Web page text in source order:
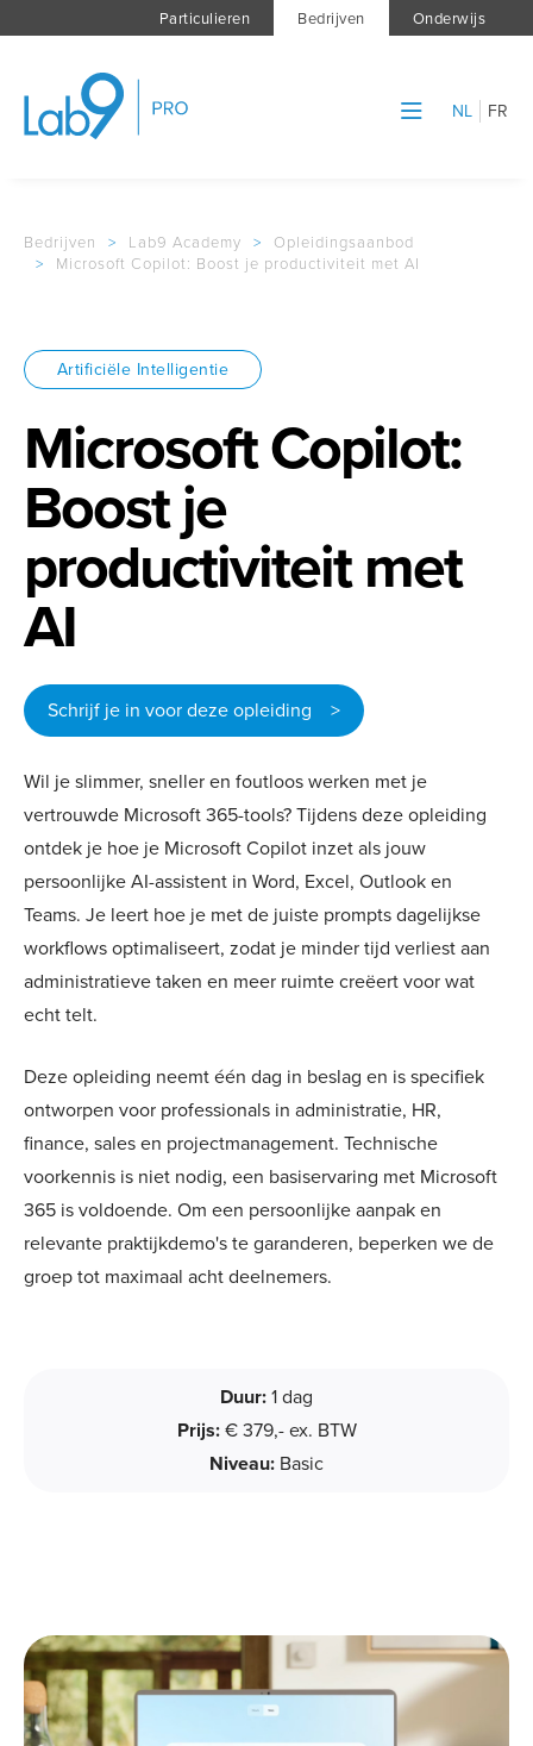
Particulieren Bedrijven Onderwijs
NL FR
Bedrijven > Lab9 Academy >
Opleidingsaanbod
>
Microsoft Copilot: Boost je productiviteit met AI
Artificiële Intelligentie
Microsoft Copilot:
Boost je
productiviteit met
AI
Schrijf je in voor deze opleiding >
Wil je slimmer, sneller en foutloos werken met je
vertrouwde Microsoft 365-tools? Tijdens deze opleiding
ontdek je hoe je Microsoft Copilot inzet als jouw
persoonlijke AI-assistent in Word, Excel, Outlook en
Teams. Je leert hoe je met de juiste prompts dagelijkse
workflows optimaliseert, zodat je minder tijd verliest aan
administratieve taken en meer ruimte creëert voor wat
echt telt.
Deze opleiding neemt één dag in beslag en is specifiek
ontworpen voor professionals in administratie, HR,
finance, sales en projectmanagement. Technische
voorkennis is niet nodig, een basiservaring met Microsoft
365 is voldoende. Om een persoonlijke aanpak en
relevante praktijkdemo's te garanderen, beperken we de
groep tot maximaal acht deelnemers.
Duur:1 dag
Prijs:€ 379,- ex. BTW
Niveau: Basic